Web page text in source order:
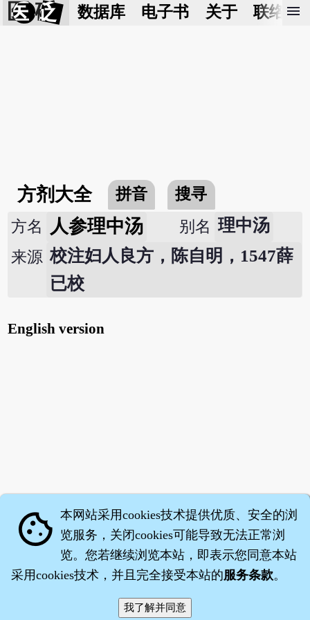
医 砭 数据库 电子书 关于 联络我
menu
方剂大全 拼音
搜寻
方名
人参理中汤 别名 理中汤
来源 校注妇人良方，陈自明，1547薛
已校
English version
·沈药子©2008～2026
cookie 本网站采用cookies技术提供优质、安全的浏
览服务，关闭cookies可能导致无法正常浏
览。您若继续浏览本站，即表示您同意本站
采用cookies技术，并且完全接受本站的服务条款。